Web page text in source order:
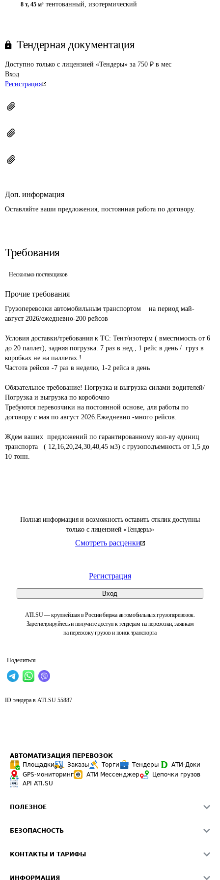
Полная информация и возможность оставить отклик доступны
только с лицензией «Тендеры»
Смотреть расценки
Регистрация
Вход
ATI.SU — крупнейшая в России биржа автомобильных грузоперевозок.
Зарегистрируйтесь и получите доступ к тендерам на перевозки, заявкам
на перевозку грузов и поиск транспорта
Поделиться
8 т, 45 м³ тентованный, изотермический
Тендерная документация
Доступно только с лицензией «Тендеры» за 750 ₽ в мес
Вход
Регистрация
Доп. информация
Оставляйте ваши предложения, постоянная работа по договору.
Требования
Несколько поставщиков
Прочие требования
Грузоперевозки автомобильным транспортом    на период май-
август 2026/ежедневно-200 рейсов
Условия доставки/требования к ТС: Тент/изотерм ( вместимость от 6
до 20 паллет), задняя погрузка. 7 раз в нед., 1 рейс в день /  груз в
коробках не на паллетах.!
Частота рейсов -7 раз в неделю, 1-2 рейса в день
Обязательное требование! Погрузка и выгрузка силами водителей/
Погрузка и выгрузка по коробочно
Требуются перевозчики на постоянной основе, для работы по
договору с мая по август 2026.Ежедневно -много рейсов.
Ждем ваших  предложений по гарантированному кол-ву единиц
транспорта   ( 12,16,20,24,30,40,45 м3) с грузоподъемность от 1,5 до
10 тонн.
ID тендера в ATI.SU 55887
АВТОМАТИЗАЦИЯ ПЕРЕВОЗОК
Площадки
Заказы Торги Тендеры
АТИ-Доки
GPS-мониторинг
АТИ Мессенджер
Цепочки грузов
API ATI.SU
ПОЛЕЗНОЕ
Звезды ATI.SU на вашем сайте
Средние ставки
БЕЗОПАСНОСТЬ
Светофор+
КОНТАКТЫ И ТАРИФЫ
ИНФОРМАЦИЯ